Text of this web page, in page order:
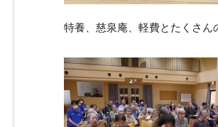
特養、慈泉庵、軽費とたくさ